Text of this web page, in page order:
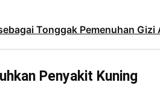
Tonggak Pemenuhan Gizi
Penyakit Kuning